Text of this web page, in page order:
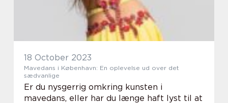
18 October 2023
Mavedans i København: En oplevelse ud over det
sædvanlige
Er du nysgerrig omkring kunsten i
mavedans, eller har du længe haft lyst til at